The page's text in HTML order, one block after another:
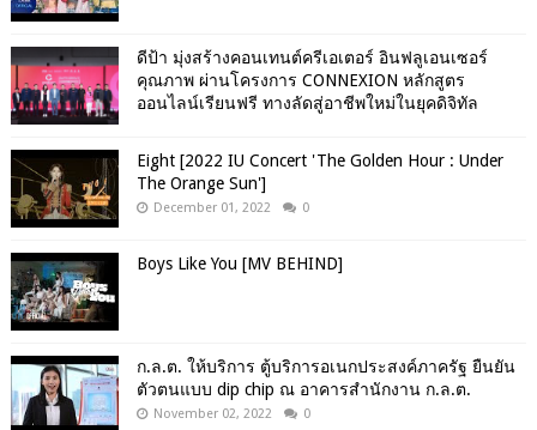
ดีป้า มุ่งสร้างคอนเทนต์ครีเอเตอร์ อินฟลูเอนเซอร์
คุณภาพ ผ่านโครงการ CONNEXION หลักสูตร
ออนไลน์เรียนฟรี ทางลัดสู่อาชีพใหม่ในยุคดิจิทัล
Eight [2022 IU Concert 'The Golden Hour : Under
The Orange Sun']
December 01, 2022 0
Boys Like You [MV BEHIND]
ก.ล.ต. ให้บริการ ตู้บริการอเนกประสงค์ภาครัฐ ยืนยัน
ตัวตนแบบ dip chip ณ อาคารสำนักงาน ก.ล.ต.
November 02, 2022 0